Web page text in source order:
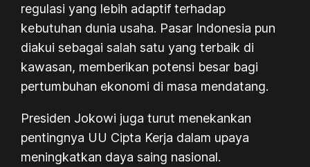
regulasi yang lebih adaptif terhadap
kebutuhan dunia usaha. Pasar Indonesia pun
diakui sebagai salah satu yang terbaik di
kawasan, memberikan potensi besar bagi
pertumbuhan ekonomi di masa mendatang.
Presiden Jokowi juga turut menekankan
pentingnya UU Cipta Kerja dalam upaya
meningkatkan daya saing nasional.